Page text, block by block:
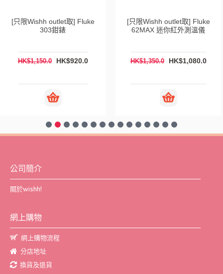
[只限Wishh outlet取] Fluke
303鉗錶
HK$1,150.0 HK$920.0
[只限Wishh outlet取] Fluke
62MAX 迷你紅外測溫儀
HK$1,350.0 HK$1,080.0
公司簡介
關於wishh!
網上購物
網上購物流程
分店地址
換貨及退貨